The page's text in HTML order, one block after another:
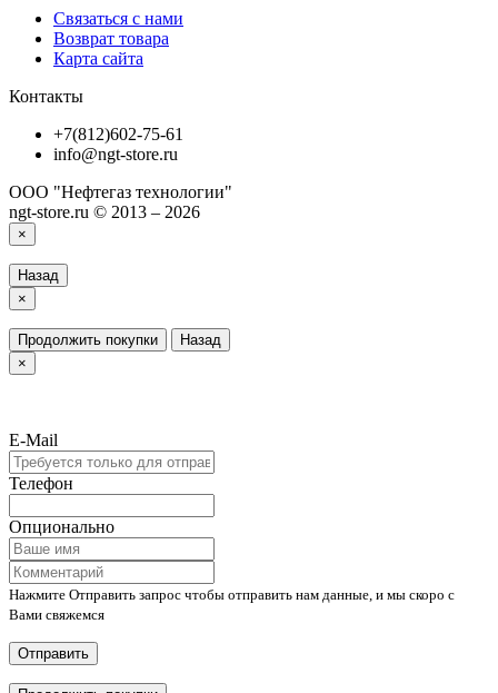
Связаться с нами
Возврат товара
Карта сайта
Контакты
+7(812)602-75-61
info@ngt-store.ru
ООО "Нефтегаз технологии"
ngt-store.ru © 2013 – 2026
×
Назад
×
Продолжить покупки
Назад
×
E-Mail
Телефон
Опционально
Нажмите Отправить запрос чтобы отправить нам данные, и мы скоро с
Вами свяжемся
Отправить